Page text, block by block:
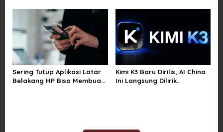
Gambar dan Video di
Sejumlah Wilayah
Sering Tutup Aplikasi Latar
Belakang HP Bisa Membuat
Kimi K3 Baru Dirilis, AI China
Ini Langsung Dilirik